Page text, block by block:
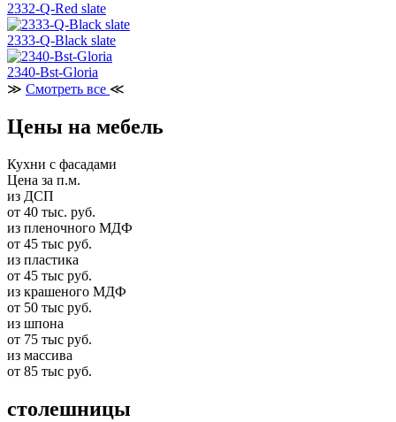
2332-Q-Red slate
2333-Q-Black slate
2340-Bst-Gloria
≫ Смотреть все ≪
Цены на мебель
Кухни с фасадами
Цена за п.м.
из ДСП
от 40 тыс. руб.
из пленочного МДФ
от 45 тыс руб.
из пластика
от 45 тыс руб.
из крашеного МДФ
от 50 тыс руб.
из шпона
от 75 тыс руб.
из массива
от 85 тыс руб.
столешницы